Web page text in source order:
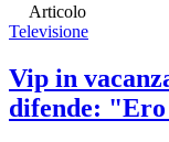
Articolo
Televisione
Vip in
difende: